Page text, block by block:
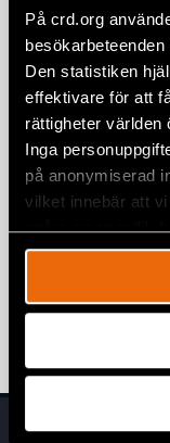
På crd.org
Den statistiken
effektivare för att
rättigheter världen
Inga
på anonymiserad
vilket innebär att
spåra en specifik
Natalia
frisläppt
BELARUS ,
Ett år
till 10 års